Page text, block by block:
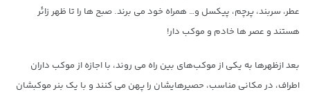
عطر، سربند، پرچم، پیکسل و… همراه خود می برند. صبح ها را تا ظهر زائر
هستند و عصر ها خادم و موکب دار!
بعد ازظهرها به یکی از موکب‌های بین راه می روند، با اجازه از موکب داران
اطراف، در مکانی مناسب، حصیرهایشان را پهن می کنند و با یک بنر موکبشان